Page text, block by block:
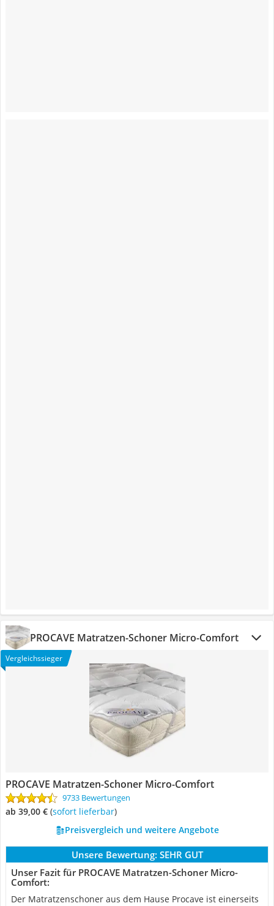
PROCAVE Matratzen-Schoner Micro-Comfort
Vergleichssieger
PROCAVE Matratzen-Schoner Micro-Comfort
9733 Bewertungen
ab 39,00 € ( Sofort lieferbar)
Preisvergleich und weitere Angebote
Unsere Bewertung: SEHR GUT
Unser Fazit für PROCAVE Matratzen-Schoner Micro-
Comfort:
Der Matratzenschoner aus dem Hause Procave ist einerseits